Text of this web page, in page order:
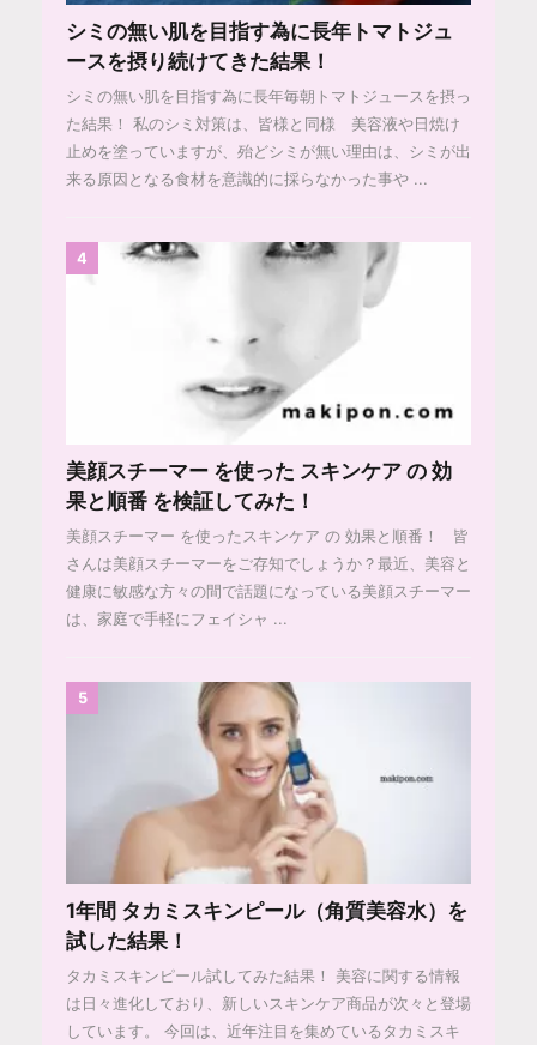
シミの無い肌を目指す為に長年トマトジュ
ースを摂り続けてきた結果！
シミの無い肌を目指す為に長年毎朝トマトジュースを摂っ
た結果！ 私のシミ対策は、皆様と同様 美容液や日焼け
止めを塗っていますが、殆どシミが無い理由は、シミが出
来る原因となる食材を意識的に採らなかった事や ...
4
美顔スチーマー を使った スキンケア の 効
果と順番 を検証してみた！
美顔スチーマー を使ったスキンケア の 効果と順番！ 皆
さんは美顔スチーマーをご存知でしょうか？最近、美容と
健康に敏感な方々の間で話題になっている美顔スチーマー
は、家庭で手軽にフェイシャ ...
5
1年間 タカミスキンピール（角質美容水）を
試した結果！
タカミスキンピール試してみた結果！ 美容に関する情報
は日々進化しており、新しいスキンケア商品が次々と登場
しています。 今回は、近年注目を集めているタカミスキ